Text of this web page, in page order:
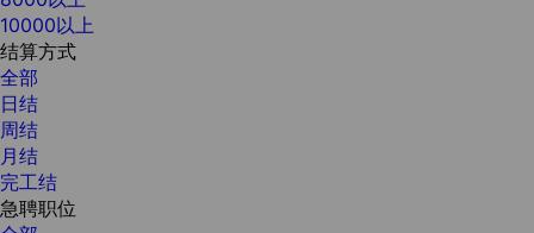
10000以上
结算方式
全部
日结
周结
月结
完工结
急聘职位